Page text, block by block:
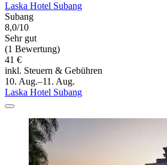
Laska Hotel Subang
Subang
8,0/10
Sehr gut
(1 Bewertung)
41 €
inkl. Steuern & Gebühren
10. Aug.–11. Aug.
Laska Hotel Subang